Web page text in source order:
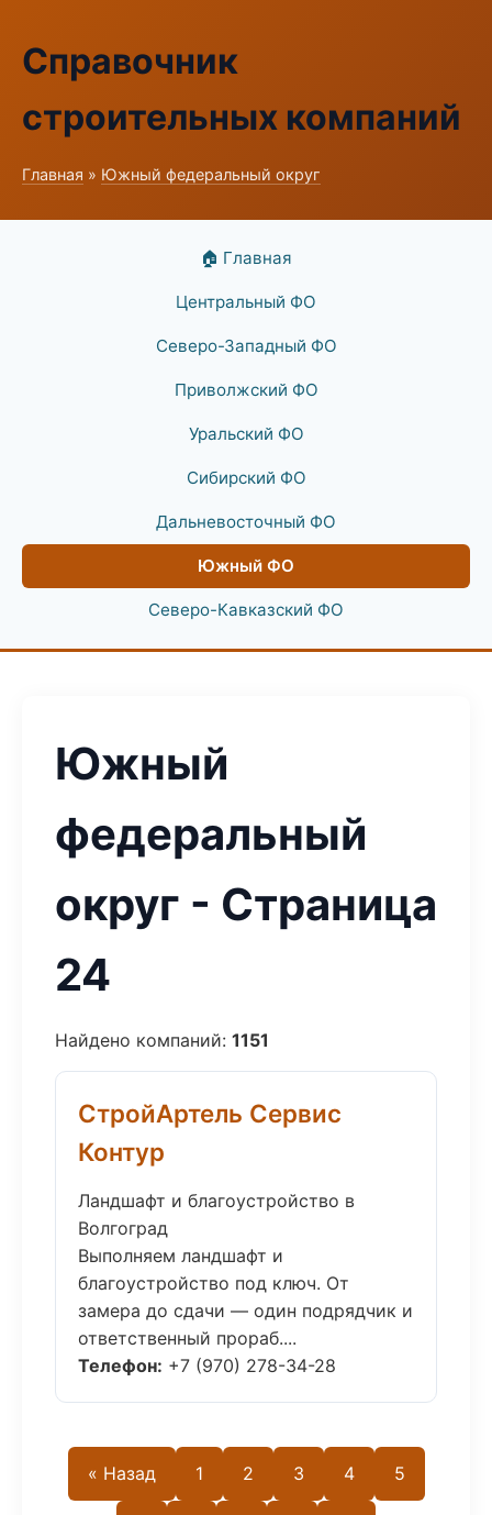
Справочник
строительных компаний
Главная » Южный федеральный округ
🏠 Главная
Центральный ФО
Северо-Западный ФО
Приволжский ФО
Уральский ФО
Сибирский ФО
Дальневосточный ФО
Южный ФО
Северо-Кавказский ФО
Южный
федеральный
округ - Страница
24
Найдено компаний: 1151
СтройАртель Сервис
Контур
Ландшафт и благоустройство в
Волгоград
Выполняем ландшафт и
благоустройство под ключ. От
замера до сдачи — один подрядчик и
ответственный прораб....
Телефон: +7 (970) 278-34-28
« Назад 1 2 3 4 5